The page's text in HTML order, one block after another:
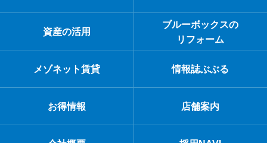
資産の活用
ブルーボックスの
リフォーム
メゾネット賃貸 情報誌ぶぶる
お得情報 店舗案内